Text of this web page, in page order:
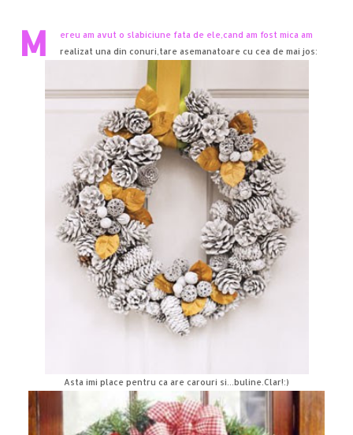
M
ereu am avut o slabiciune fata de ele,cand am fost mica am
realizat una din conuri,tare asemanatoare cu cea de mai jos:
Asta imi place pentru ca are carouri si...buline.Clar!:)